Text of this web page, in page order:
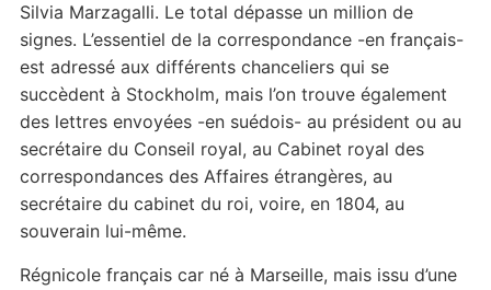
Silvia Marzagalli. Le total dépasse un million de
signes. L’essentiel de la correspondance -en français-
est adressé aux différents chanceliers qui se
succèdent à Stockholm, mais l’on trouve également
des lettres envoyées -en suédois- au président ou au
secrétaire du Conseil royal, au Cabinet royal des
correspondances des Affaires étrangères, au
secrétaire du cabinet du roi, voire, en 1804, au
souverain lui-même.
Régnicole français car né à Marseille, mais issu d’une